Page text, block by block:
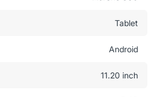
Tablet
Android
11.20 inch